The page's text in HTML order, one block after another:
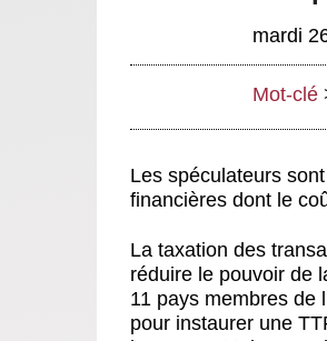
mardi
Mot-clé
Les spéculateurs
financières dont le
La taxation des
réduire le pouvoir de
11 pays membres de
pour instaurer une